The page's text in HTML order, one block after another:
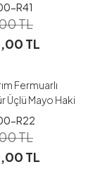
R41
TL
TL
40
42-44
48
50-52
Fermuarlı
Üçlü Mayo Haki
R22
TL
TL
40 42
48
50